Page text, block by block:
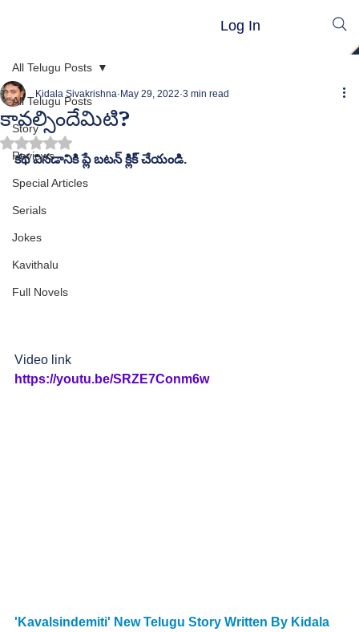
Log In
All Telugu Posts
Story
Reviews
Special Articles
Serials
Jokes
Kavithalu
Full Novels
All Telugu Posts
కావల్సిందేమిటి?
Kidala Sivakrishna May 29, 2022 3 min read
Rated NaN out of 5 stars.
కథ వినడానికి ప్లే బటన్ క్లిక్ చేయండి.
Video link
https://youtu.be/SRZE7Conm6w
'Kavalsindemiti' New Telugu Story Written By Kidala